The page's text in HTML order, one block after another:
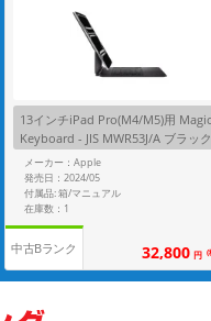
13インチiPad Pro(M4/M5)用 Magic
Keyboard - JIS MWR53J/A ブラック
メーカー：Apple
発売日：2024/05
付属品: 箱/マニュアル
在庫数：1
中古Bランク 32,800 円 (